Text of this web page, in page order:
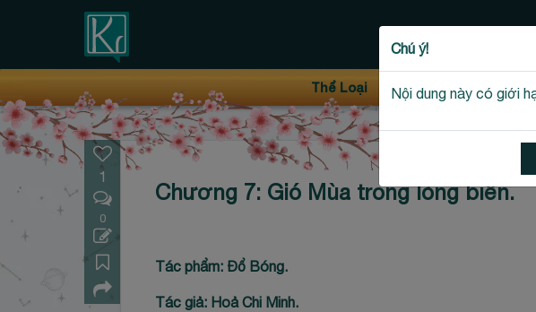
qua
Thanh điều hướng trên
Thể Loại Kho Kiến Thức
1
0
Chương 7: Gió Mùa trong lòng biển.
Tác phẩm: Đổ Bóng.
Tác giả: Hoả Chi Minh.
Chú ý!
Nội dung này có giới